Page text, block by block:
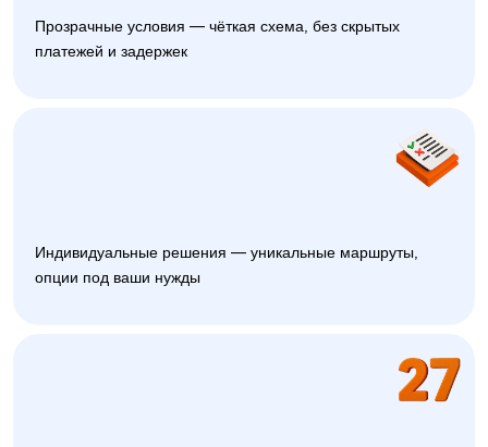
Прозрачные условия — чёткая схема, без скрытых
платежей и задержек
Индивидуальные решения — уникальные маршруты,
опции под ваши нужды